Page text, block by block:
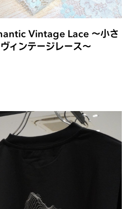
Vintage Lace 〜小さ
ィンテージレース〜